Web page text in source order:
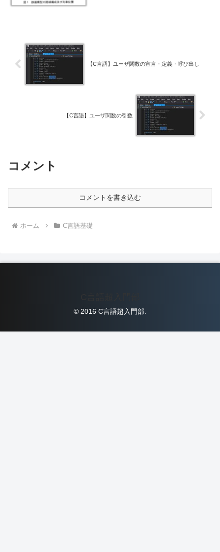
【C言語】ユーザ関数の宣言・定義・呼び出し
【C言語】ユーザ関数の引数
コメント
コメントを書き込む
ホーム C言語基礎
© 2016 C言語超入門部.